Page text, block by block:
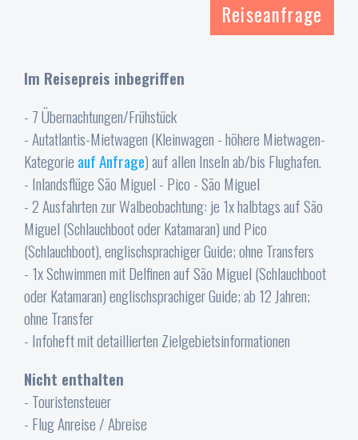
Reiseanfrage
Im Reisepreis inbegriffen
- 7 Übernachtungen/Frühstück
- Autatlantis-Mietwagen (Kleinwagen - höhere Mietwagen-
Kategorie auf Anfrage) auf allen Inseln ab/bis Flughafen.
- Inlandsflüge São Miguel - Pico - São Miguel
- 2 Ausfahrten zur Walbeobachtung: je 1x halbtags auf São
Miguel (Schlauchboot oder Katamaran) und Pico
(Schlauchboot), englischsprachiger Guide; ohne Transfers
- 1x Schwimmen mit Delfinen auf São Miguel (Schlauchboot
oder Katamaran) englischsprachiger Guide; ab 12 Jahren;
ohne Transfer
- Infoheft mit detaillierten Zielgebietsinformationen
Nicht enthalten
- Touristensteuer
- Flug Anreise / Abreise